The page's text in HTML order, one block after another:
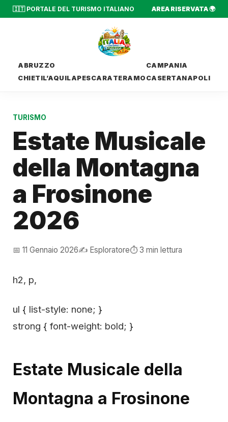
🇮🇹 PORTALE DEL TURISMO ITALIANO AREA RISERVATA 🌍
ABRUZZO
CHIETIL’AQUILAPESCARA TERAMO
CAMPANIA
CASERTANAPOLI
TURISMO
Estate Musicale
della Montagna
a Frosinone
2026
📅 11 Gennaio 2026✍️ Esploratore⏱️ 3 min lettura
h2, p,
ul { list-style: none; }
strong { font-weight: bold; }
Estate Musicale della
Montagna a Frosinone